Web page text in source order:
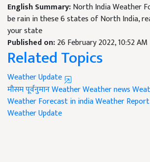
English Summary:North India Weather
be rain in these 6 states of North India,
your state
Published on:26 February 2022, 10:52 AM
Related Topics
Weather Update
मौसम पूर्वनुमानWeatherWeather news
Weather Forecast in indiaWeather Report
Weather Update